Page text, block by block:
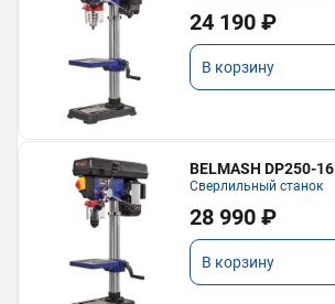
24 190 ₽
В корзину
BELMASH DP250-16
Сверлильный станок
28 990 ₽
В корзину